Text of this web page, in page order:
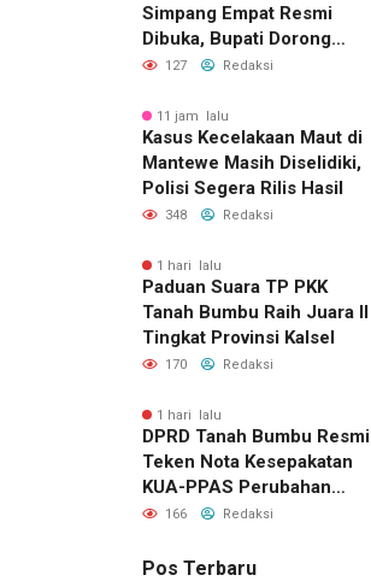
Simpang Empat Resmi
Dibuka, Bupati Dorong
Lahirnya Generasi Qur’ani
127 Redaksi
11 jam lalu
Kasus Kecelakaan Maut di
Mantewe Masih Diselidiki,
Polisi Segera Rilis Hasil
348 Redaksi
1 hari lalu
Paduan Suara TP PKK
Tanah Bumbu Raih Juara II
Tingkat Provinsi Kalsel
170 Redaksi
1 hari lalu
DPRD Tanah Bumbu Resmi
Teken Nota Kesepakatan
KUA-PPAS Perubahan
APBD 2026
166 Redaksi
Pos Terbaru